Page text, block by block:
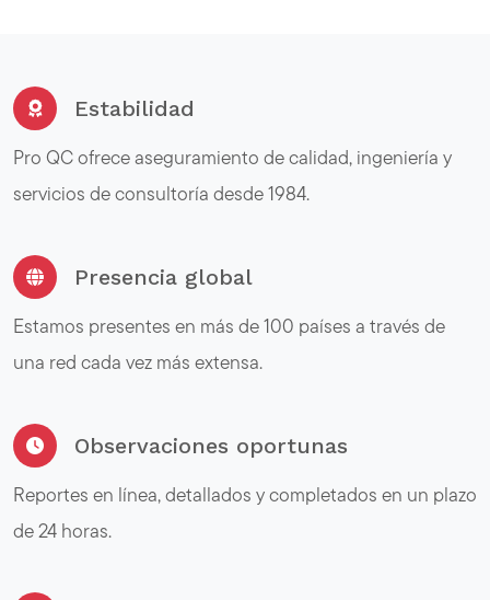
Estabilidad
Pro QC ofrece aseguramiento de calidad, ingeniería y
servicios de consultoría desde 1984.
Presencia global
Estamos presentes en más de 100 países a través de
una red cada vez más extensa.
Observaciones oportunas
Reportes en línea, detallados y completados en un plazo
de 24 horas.